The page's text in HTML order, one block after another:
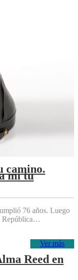
camino.
mí tu
76 años. Luego
República…
Ver más
Reed en